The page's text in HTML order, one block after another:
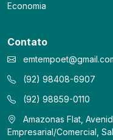
Economia
Contato
(92) 98408-6907
(92) 98859-0110
Amazonas Flat,
Empresarial/Comercial,